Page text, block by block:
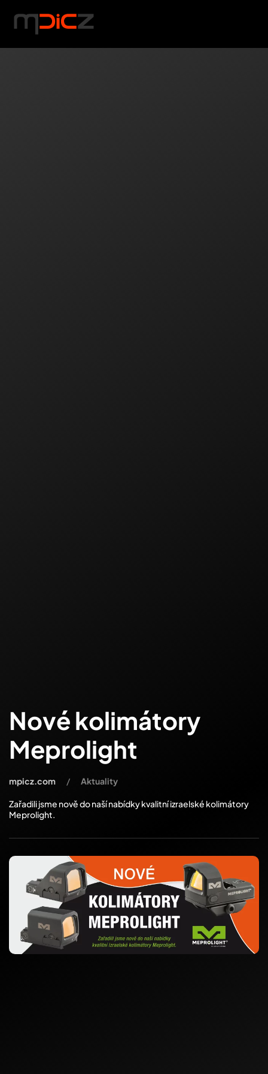
Skip to main content
Nové kolimátory
Meprolight
mpicz.com Aktuality
Zařadili jsme nově do naší nabídky kvalitní izraelské kolimátory
Meprolight.